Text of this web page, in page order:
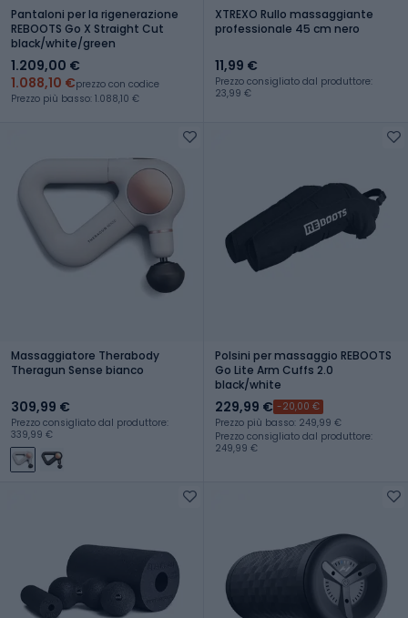
Pantaloni per la rigenerazione
REBOOTS Go X Straight Cut
black/white/green
1.209,00 €
1.088,10 €prezzo con codice
Prezzo più basso: 1.088,10 €
XTREXO Rullo massaggiante
professionale 45 cm nero
11,99 €
Prezzo consigliato dal produttore:
23,99 €
Massaggiatore Therabody
Theragun Sense bianco
309,99 €
Prezzo consigliato dal produttore:
339,99 €
Polsini per massaggio REBOOTS
Go Lite Arm Cuffs 2.0
black/white
229,99 € -20,00 €
Prezzo più basso: 249,99 €
Prezzo consigliato dal produttore:
249,99 €